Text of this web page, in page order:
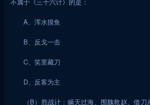
A、浑水摸鱼
B、反戈一击
C、笑里藏刀
D、反客为主
（B）胜战计：瞒天过海、围魏救赵、借